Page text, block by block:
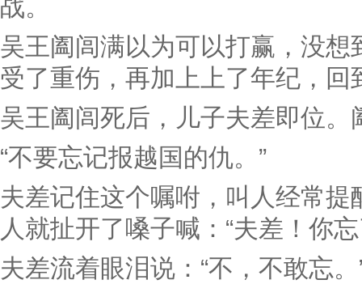
战。
吴王阖闾满以为可以打赢，没
受了重伤，再加上上了年纪，回
吴王阖闾死后，儿子夫差即位
“不要忘记报越国的仇。”
夫差记住这个嘱咐，叫人经常
人就扯开了嗓子喊：“夫差！你
夫差流着眼泪说：“不，不敢忘。